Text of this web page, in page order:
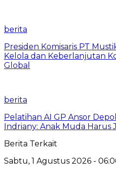
berita
Presiden Komisaris PT
Kelola dan Keberlanjutan
Global
berita
Pelatihan AI GP Ansor
Indriany: Anak Muda Harus
Berita Terkait
Sabtu, 1 Agustus 2026 -